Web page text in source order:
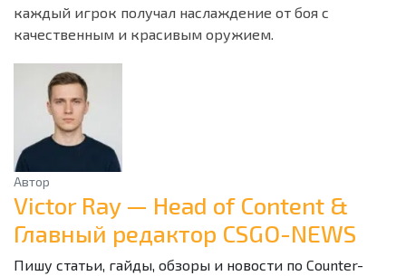
каждый игрок получал наслаждение от боя с
качественным и красивым оружием.
Автор
Victor Ray — Head of Content &
Главный редактор CSGO-NEWS
Пишу статьи, гайды, обзоры и новости по Counter-